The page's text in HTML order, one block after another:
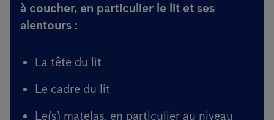
à coucher, en particulier le lit et ses
alentours :
La tête du lit
Le cadre du lit
Le(s) matelas, en particulier au niveau